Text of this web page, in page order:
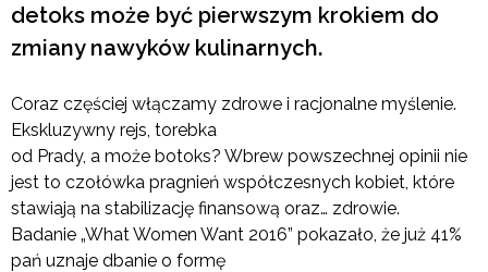
detoks może być pierwszym krokiem do
zmiany nawyków kulinarnych.
Coraz częściej włączamy zdrowe i racjonalne myślenie.
Ekskluzywny rejs, torebka
od Prady, a może botoks? Wbrew powszechnej opinii nie
jest to czołówka pragnień współczesnych kobiet, które
stawiają na stabilizację finansową oraz… zdrowie.
Badanie „What Women Want 2016” pokazało, że już 41%
pań uznaje dbanie o formę